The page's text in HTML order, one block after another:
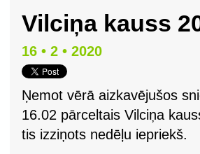
Vilciņa kauss
16 • 2 • 2020
Ņemot vērā aizkavējušos
16.02 pārceltais Vilciņa
tis izziņots nedēļu iepriekš.